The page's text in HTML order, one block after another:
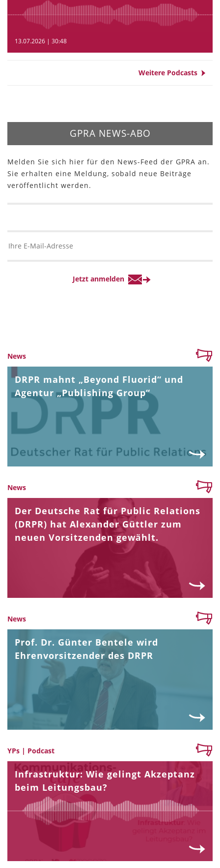
13.07.2026 | 30:48
Weitere Podcasts
GPRA NEWS-ABO
Melden Sie sich hier für den News-Feed der GPRA an.
Sie erhalten eine Meldung, sobald neue Beiträge
veröffentlicht werden.
News
DRPR mahnt „Beyond Fluorid“ und
Agentur „Publishing Group“
News
Der Deutsche Rat für Public Relations
(DRPR) hat Alexander Güttler zum
neuen Vorsitzenden gewählt.
News
Prof. Dr. Günter Bentele wird
Ehrenvorsitzender des DRPR
YPs | Podcast
Infrastruktur: Wie gelingt Akzeptanz
beim Leitungsbau?